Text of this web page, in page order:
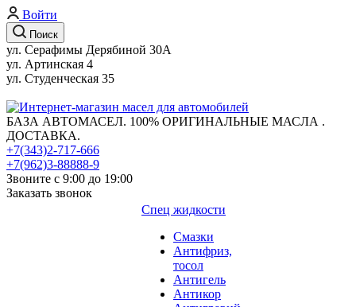
Войти
Поиск
ул. Серафимы Дерябиной 30А
ул. Артинская 4
ул. Студенческая 35
БАЗА АВТОМАСЕЛ. 100% ОРИГИНАЛЬНЫЕ МАСЛА .
ДОСТАВКА.
+7(343)2-717-666
+7(962)3-88888-9
Звоните с 9:00 до 19:00
Заказать звонок
Спец жидкости
Смазки
Антифриз,
тосол
Антигель
Антикор